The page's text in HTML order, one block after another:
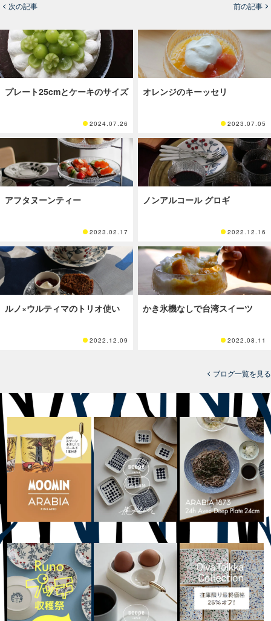
次の記事 前の記事
プレート25cmとケーキのサイズ
2024.07.26
オレンジのキーッセリ
2023.07.05
アフタヌーンティー
2023.02.17
ノンアルコール グロギ
2022.12.16
ルノ×ウルティマのトリオ使い
2022.12.09
かき氷機なしで台湾スイーツ
2022.08.11
ブログ一覧を見る